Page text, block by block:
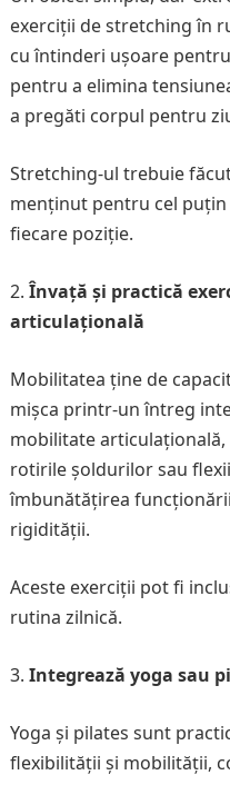
exerciții de stretching în
cu întinderi ușoare
pentru a elimina
a pregăti corpul pentru
Stretching-ul trebuie
menținut pentru cel puțin
fiecare poziție.
Învață și practică
articulațională
Mobilitatea ține de
mișca printr-un întreg
mobilitate
rotirile șoldurilor sau
îmbunătățirea
rigidității.
Aceste exerciții pot fi
rutina zilnică.
Integrează yoga sau
Yoga și pilates sunt
flexibilității și mobilității,